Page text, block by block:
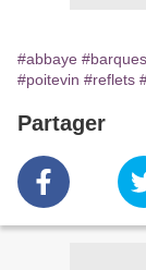
#abbaye #barques
#poitevin #reflets
Partager